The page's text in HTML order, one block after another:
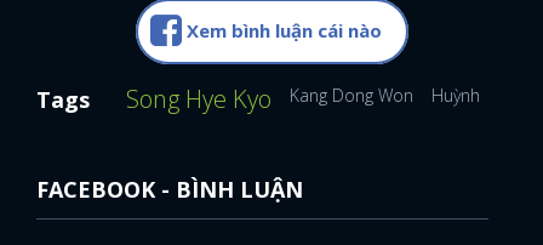
ĐĂNG NHẬP
Xem bình luận cái nào
Tags Song Hye Kyo Kang Dong Won Huỳnh Hiểu
FACEBOOK - BÌNH LUẬN